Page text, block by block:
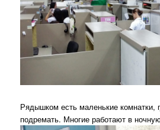
Рядышком есть маленькие комнатки,
подремать. Многие работают в